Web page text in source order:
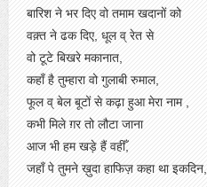
बारिश ने भर दिए वो तमाम खदानों को
वक़्त ने ढक दिए, धूल व् रेत से
वो टूटे बिखरे मकानात,
कहाँ है तुम्हारा वो गुलाबी रुमाल,
फूल व् बेल बूटों से कढ़ा हुआ मेरा नाम ,
कभी मिले ग़र तो लौटा जाना
आज भी हम खड़े हैं वहीँ,
जहाँ पे तुमने ख़ुदा हाफिज़ कहा था इकदिन,